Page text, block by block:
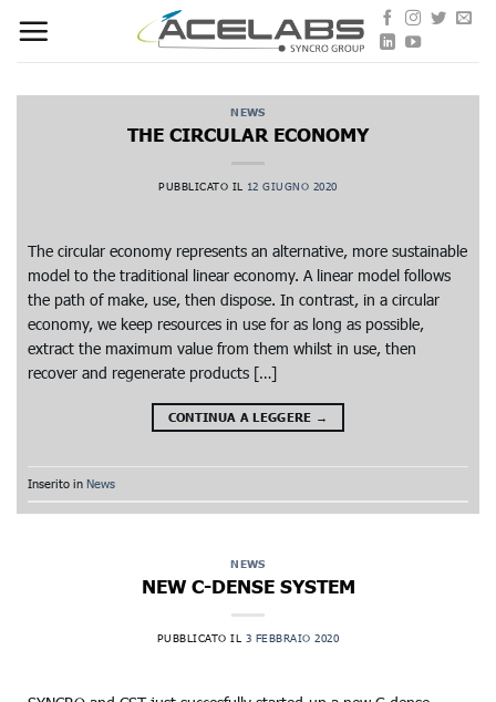
content
NEWS
THE CIRCULAR ECONOMY
PUBBLICATO IL 12 GIUGNO 2020
The circular economy represents an alternative, more sustainable
model to the traditional linear economy. A linear model follows
the path of make, use, then dispose. In contrast, in a circular
economy, we keep resources in use for as long as possible,
extract the maximum value from them whilst in use, then
recover and regenerate products […]
CONTINUA A LEGGERE →
Inserito in News
NEWS
NEW C-DENSE SYSTEM
PUBBLICATO IL 3 FEBBRAIO 2020